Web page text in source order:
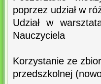
poprzez udział w
Udział w
Nauczyciela
Korzystanie ze
przedszkolnej